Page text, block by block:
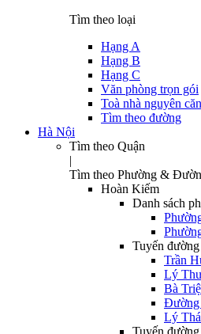
Tìm theo loại
Hạng A
Hạng B
Hạng C
Văn phòng trọn gói
Toà nhà nguyên căn
Tìm theo đường
Hà Nội
Tìm theo Quận
|
Tìm theo Phường &
Hoàn Kiếm
Danh sách
Tuyến
Trần
Lý
Bà
Đường
Lý
Tuyến